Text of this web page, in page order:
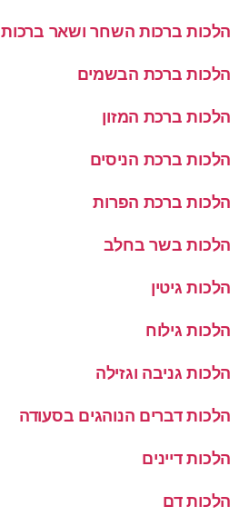
הלכות ברכות השחר ושאר ברכות
הלכות ברכת הבשמים
הלכות ברכת המזון
הלכות ברכת הניסים
הלכות ברכת הפרות
הלכות בשר בחלב
הלכות גיטין
הלכות גילוח
הלכות גניבה וגזילה
הלכות דברים הנוהגים בסעודה
הלכות דיינים
הלכות דם